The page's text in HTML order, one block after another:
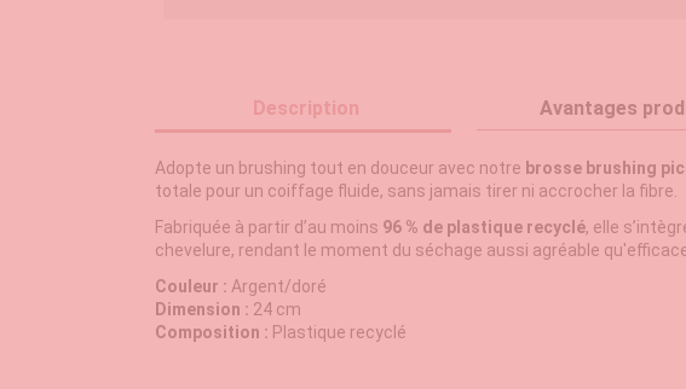
Description Avantages
Adopte un brushing tout en douceur avec notre brosse brushing
totale pour un coiffage fluide, sans jamais tirer ni accrocher la fibre.
Fabriquée à partir d’au moins 96 % de plastique recyclé, elle
chevelure, rendant le moment du séchage aussi agréable
Couleur : Argent/doré
Dimension : 24 cm
Composition : Plastique recyclé